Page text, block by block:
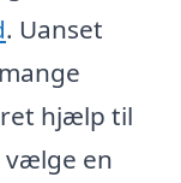
. Uanset
hjælp til
vælge en